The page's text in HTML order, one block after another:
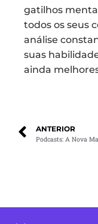
gatilhos
todos os seus
análise
suas
ainda
ANTERIOR